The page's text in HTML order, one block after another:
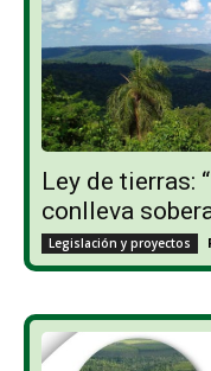
Ley de tierras:
conlleva
Legislación y proyectos